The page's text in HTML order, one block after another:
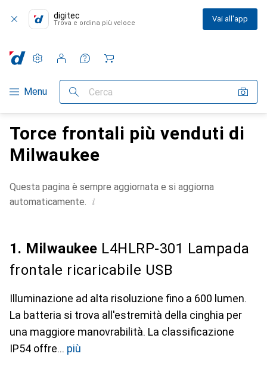
digitec
Trova e ordina più veloce Vai all'app
Categoria Navigazione
Menu Cerca
Impostazioni
Conto cliente
Liste di confronto
Liste dei desideri
Carrello
Torce frontali più venduti di
Milwaukee
Questa pagina è sempre aggiornata e si aggiorna
automaticamente. i
1. Milwaukee L4HLRP-301 Lampada
frontale ricaricabile USB
Illuminazione ad alta risoluzione fino a 600 lumen.
La batteria si trova all'estremità della cinghia per
una maggiore manovrabilità. La classificazione
IP54 offre
più